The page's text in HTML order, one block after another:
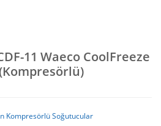
11 Waeco CoolFreeze
Kompresörlü Soğutucular